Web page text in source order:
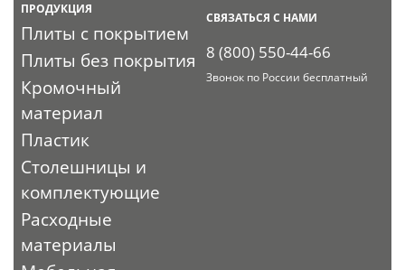
ПРОДУКЦИЯ
Плиты с покрытием
Плиты без покрытия
Кромочный
материал
Пластик
Столешницы и
комплектующие
Расходные
материалы
СВЯЗАТЬСЯ С НАМИ
8 (800) 550-44-66
Звонок по России бесплатный